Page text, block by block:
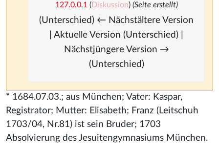
127.0.0.1 (Diskussion) (Seite erstellt)
(Unterschied) ← Nächstältere Version
| Aktuelle Version (Unterschied) |
Nächstjüngere Version →
(Unterschied)
* 1684.07.03.; aus München; Vater: Kaspar,
Registrator; Mutter: Elisabeth; Franz (Leitschuh
1703/04, Nr.81) ist sein Bruder; 1703
Absolvierung des Jesuitengymnasiums München.